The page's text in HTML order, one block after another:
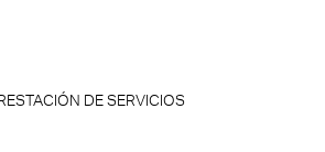
DE SERVICIOS